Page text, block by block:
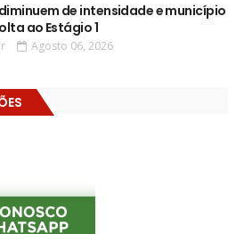
de intensidade e município
ao Estágio 1
Agosto 06, 2026